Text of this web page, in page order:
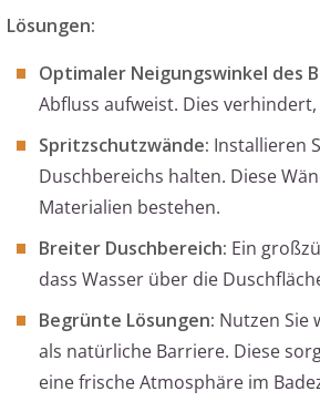
Lösungen:
Optimaler Neigungswinkel des
Abfluss aufweist. Dies
Spritzschutzwände: Installieren
Duschbereichs halten. Diese
Materialien bestehen.
Breiter Duschbereich: Ein
dass Wasser über die
Begrünte Lösungen: Nutzen Sie
als natürliche Barriere. Diese
eine frische Atmosphäre im